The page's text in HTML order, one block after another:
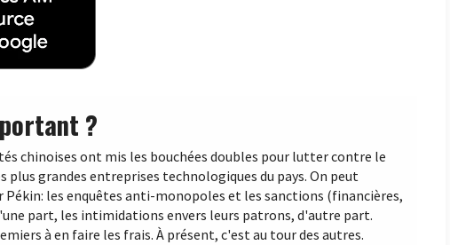
?
chinoises ont mis les bouchées doubles pour lutter contre le
plus grandes entreprises technologiques du pays. On peut
les enquêtes anti-monopoles et les sanctions (financières,
part, les intimidations envers leurs patrons, d'autre part.
à en faire les frais. À présent, c'est au tour des autres.